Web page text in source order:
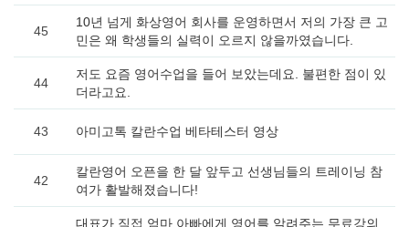
45
10년 넘게 화상영어 회사를 운영하면서 저의 가장 큰 고
민은 왜 학생들의 실력이 오르지 않을까였습니다.
44
저도 요즘 영어수업을 들어 보았는데요. 불편한 점이 있
더라고요.
43 아미고톡 칼란수업 베타테스터 영상
42
칼란영어 오픈을 한 달 앞두고 선생님들의 트레이닝 참
여가 활발해졌습니다!
대표가 직접 엄마 아빠에게 영어를 알려주는 무료강의